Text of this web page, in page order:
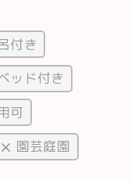
付き
ッド付き
可
園芸庭園